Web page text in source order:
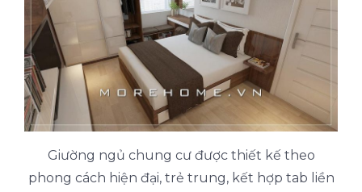
Giường ngủ chung cư được thiết kế theo
phong cách hiện đại, trẻ trung, kết hợp tab liền